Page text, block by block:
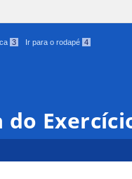
3 Ir para o rodapé 4
do